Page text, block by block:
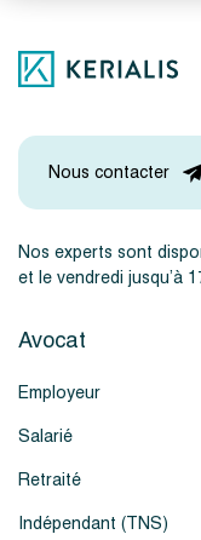
Nos experts sont
et le vendredi jusqu’à
Nous contacter
Avocat
Employeur
Salarié
Retraité
Indépendant (TNS)